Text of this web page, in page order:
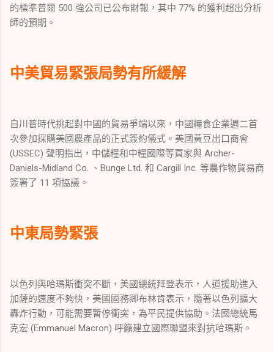
的標準普爾 500 強公司已公布財報，其中 77% 的獲利超出分析
師的預期。
中美貿易緊張局勢有所緩解
自川普時代挑起對中國的貿易爭端以來，中國糧食企業週二首
次參加採購美國農產品的正式簽約儀式。美國黃豆出口商會
(USSEC) 聲明指出，中儲糧和中糧國際等買家與 Archer-
Daniels-Midland Co. 、Bunge Ltd. 和 Cargill Inc. 等農作物貿易商
簽署了 11 項協議。
中東局勢緊張
以色列與哈瑪斯衝突不斷，美國總統拜登表示，人道援助進入
加薩的速度不夠快，美國國務卿布林肯表示，隨著以色列擴大
轟炸行動，可能需要暫停衝突，為平民提供協助。法國總統馬
克宏 (Emmanuel Macron) 呼籲建立國際聯盟來對抗哈瑪斯。